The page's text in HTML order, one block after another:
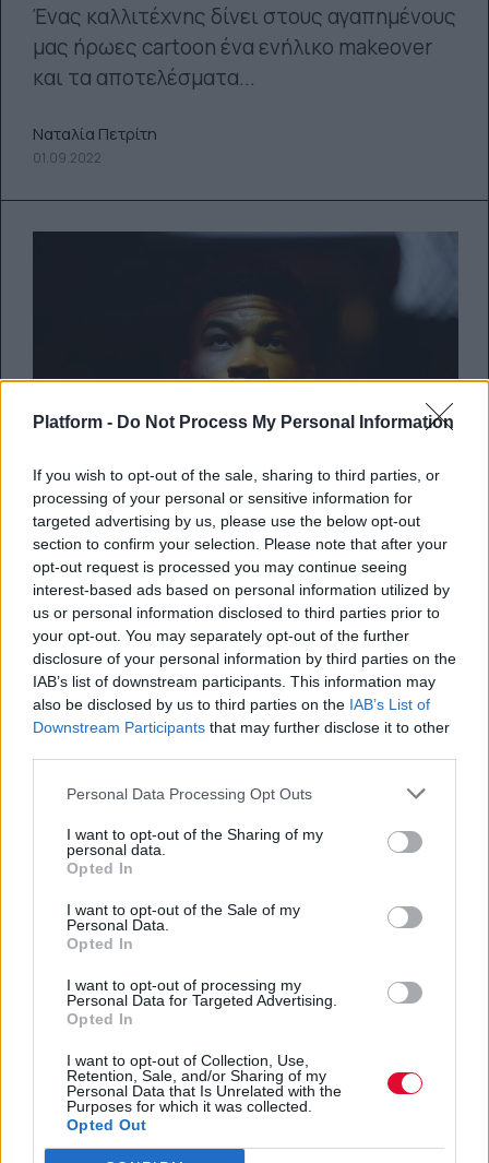
Platform - Do Not Process My Personal Information
If you wish to opt-out of the sale, sharing to third parties, or
processing of your personal or sensitive information for
targeted advertising by us, please use the below opt-out
section to confirm your selection. Please note that after your
opt-out request is processed you may continue seeing
interest-based ads based on personal information utilized by
us or personal information disclosed to third parties prior to
your opt-out. You may separately opt-out of the further
disclosure of your personal information by third parties on the
IAB’s list of downstream participants. This information may
also be disclosed by us to third parties on the IAB’s List of
Downstream Participants that may further disclose it to other
Personal Data Processing Opt Outs
I want to opt-out of the Sharing of my
personal data.
Opted In
I want to opt-out of the Sale of my
Personal Data.
Opted In
I want to opt-out of processing my
Personal Data for Targeted Advertising.
Opted In
I want to opt-out of Collection, Use,
Retention, Sale, and/or Sharing of my
Personal Data that Is Unrelated with the
Purposes for which it was collected.
Opted Out
Ένας καλλιτέχνης δίνει στους αγαπημένους
μας ήρωες cartoon ένα ενήλικο makeover
και τα αποτελέσματα...
Ναταλία Πετρίτη
01.09.2022
«Emeis agapame
Antetokounmpo»: Viral έγινε ένας
σπίκερ της FIBA που εκθείασε στα
ελληνικά τον Γιάννη
Αντετοκούνμπο
Ναταλία Πετρίτη
31.08.2022